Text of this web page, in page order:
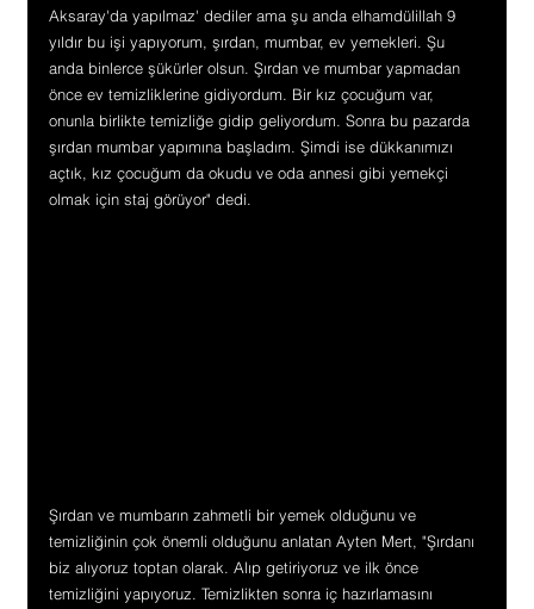
Aksaray'da yapılmaz' dediler ama şu anda elhamdülillah 9
yıldır bu işi yapıyorum, şırdan, mumbar, ev yemekleri. Şu
anda binlerce şükürler olsun. Şırdan ve mumbar yapmadan
önce ev temizliklerine gidiyordum. Bir kız çocuğum var,
onunla birlikte temizliğe gidip geliyordum. Sonra bu pazarda
şırdan mumbar yapımına başladım. Şimdi ise dükkanımızı
açtık, kız çocuğum da okudu ve oda annesi gibi yemekçi
olmak için staj görüyor" dedi.
Şırdan ve mumbarın zahmetli bir yemek olduğunu ve
temizliğinin çok önemli olduğunu anlatan Ayten Mert, "Şırdanı
biz alıyoruz toptan olarak. Alıp getiriyoruz ve ilk önce
temizliğini yapıyoruz. Temizlikten sonra iç hazırlamasını